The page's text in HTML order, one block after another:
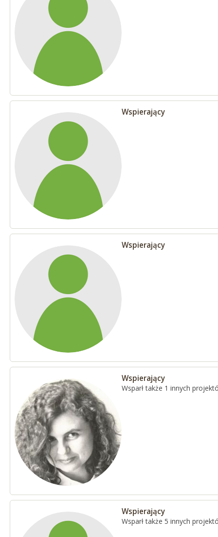
Wspierający
Wspierający
Wspierający
Wsparł także 1 innych
Wspierający
Wsparł także 5 innych